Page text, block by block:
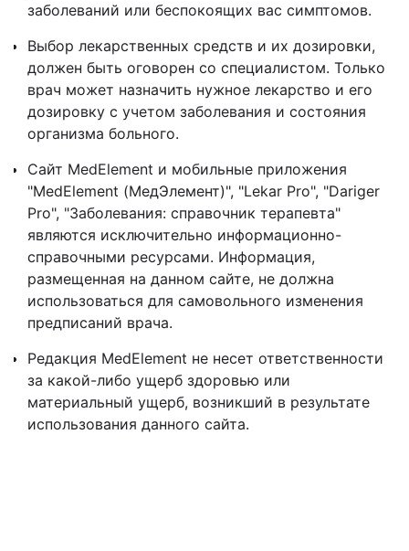
заболеваний или беспокоящих вас симптомов.
Выбор лекарственных средств и их дозировки,
должен быть оговорен со специалистом. Только
врач может назначить нужное лекарство и его
дозировку с учетом заболевания и состояния
организма больного.
Сайт MedElement и мобильные приложения
"MedElement (МедЭлемент)", "Lekar Pro", "Dariger
Pro", "Заболевания: справочник терапевта"
являются исключительно информационно-
справочными ресурсами. Информация,
размещенная на данном сайте, не должна
использоваться для самовольного изменения
предписаний врача.
Редакция MedElement не несет ответственности
за какой-либо ущерб здоровью или
материальный ущерб, возникший в результате
использования данного сайта.